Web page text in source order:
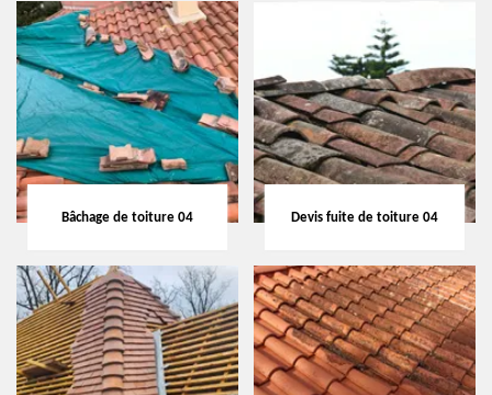
Bâchage de toiture 04 Devis fuite de toiture 04